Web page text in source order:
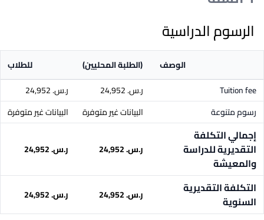
الرسوم الدراسية
الوصف (الطلبة المحليين)
للطلاب
Tuition fee
ر.س.‏ 24,952
ر.س.‏ 24,952
رسوم متنوعة
البيانات غير متوفرة البيانات غير متوفرة
إجمالي التكلفة
التقديرية للدراسة
والمعيشة
ر.س.‏ 24,952 ر.س.‏ 24,952
التكلفة التقديرية
السنوية
ر.س.‏ 24,952 ر.س.‏ 24,952